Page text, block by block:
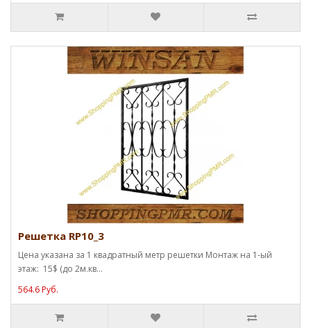
Решетка RP10_3
Цена указана за 1 квадратный метр решетки Монтаж на 1-ый
этаж: 15$ (до 2м.кв...
564.6 Руб.